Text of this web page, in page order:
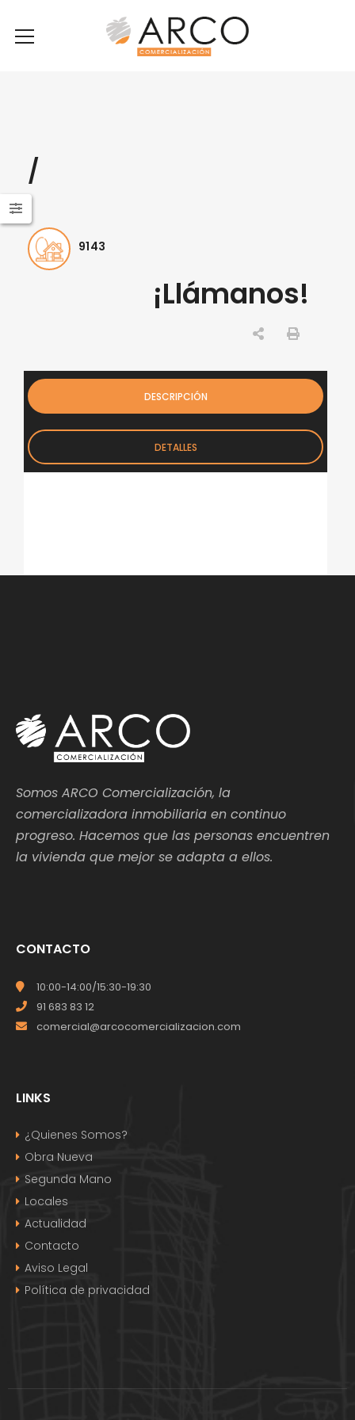
/
9143
¡Llámanos!
DESCRIPCIÓN
DETALLES
Somos ARCO Comercialización, la
comercializadora inmobiliaria en continuo
progreso. Hacemos que las personas encuentren
la vivienda que mejor se adapta a ellos.
CONTACTO
10:00-14:00/15:30-19:30
91 683 83 12
comercial@arcocomercializacion.com
LINKS
¿Quienes Somos?
Obra Nueva
Segunda Mano
Locales
Actualidad
Contacto
Aviso Legal
Política de privacidad